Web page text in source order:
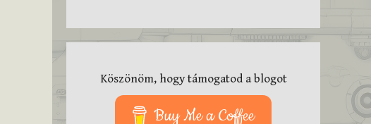
Köszönöm, hogy támogatod a blogot
Buy Me a Coffee